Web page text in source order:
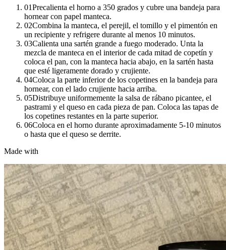
01Precalienta el horno a 350 grados y cubre una bandeja para
hornear con papel manteca.
02Combina la manteca, el perejil, el tomillo y el pimentón en
un recipiente y refrigere durante al menos 10 minutos.
03Calienta una sartén grande a fuego moderado. Unta la
mezcla de manteca en el interior de cada mitad de copetín y
coloca el pan, con la manteca hacia abajo, en la sartén hasta
que esté ligeramente dorado y crujiente.
04Coloca la parte inferior de los copetines en la bandeja para
hornear, con el lado crujiente hacia arriba.
05Distribuye uniformemente la salsa de rábano picantee, el
pastrami y el queso en cada pieza de pan. Coloca las tapas de
los copetines restantes en la parte superior.
06Coloca en el horno durante aproximadamente 5-10 minutos
o hasta que el queso se derrite.
Made with